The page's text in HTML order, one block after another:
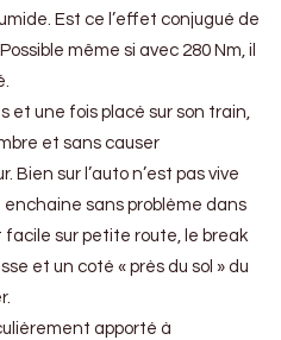
Est ce l’effet conjugué de
même si avec 280 Nm, il
et une fois placé sur son train,
et sans causer
Bien sur l’auto n’est pas vive
sans problème dans
facile sur petite route, le break
et un coté « près du sol » du
apporté à